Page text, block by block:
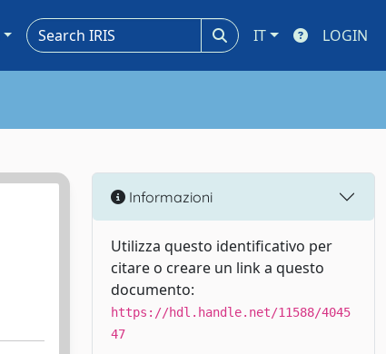
IT LOGIN
Informazioni
Utilizza questo identificativo per
citare o creare un link a questo
documento:
https://hdl.handle.net/11588/4045
47